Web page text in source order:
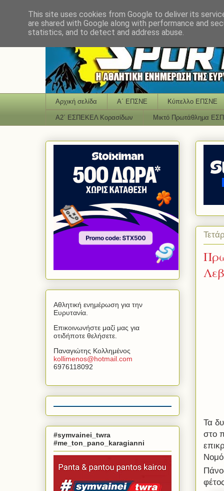
Αρχική σελίδα Α΄ ΕΠΣΝΕ Κύπελλο ΕΠΣΝΕ
Α2΄ ΕΣΠΕΚΕΛ Κορασίδων Μικτό Πρωτάθλημα
Τα
στο
Αθλητική ενημέρωση για την
Ευρυτανία.
Επικοινωνήστε μαζί μας για
οτιδήποτε θελήσετε.
Παναγιώτης Κολλημένος
kollimenos@hotmail com
6976118092
#symvainei_twra
#me_ton_pano_karagianni
This site uses cookies from Google to deliver its
are shared with Google along with performance and
statistics, and to detect and address abuse.